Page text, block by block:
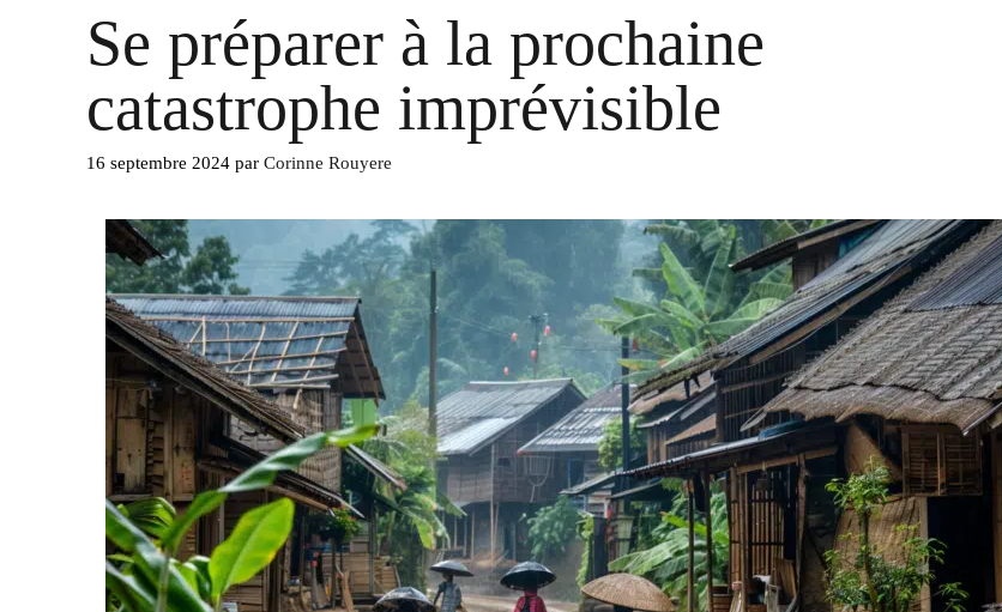
Se préparer à la prochaine
catastrophe imprévisible
16 septembre 2024 par Corinne Rouyere